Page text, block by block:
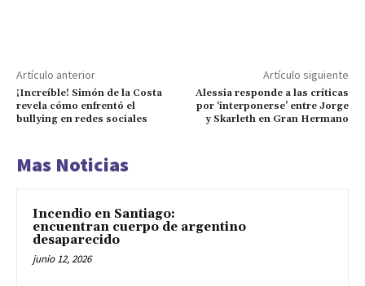
Artículo anterior
¡Increíble! Simón de la Costa
revela cómo enfrentó el
bullying en redes sociales
Artículo siguiente
Alessia responde a las críticas
por ‘interponerse’ entre Jorge
y Skarleth en Gran Hermano
Mas Noticias
Incendio en Santiago:
encuentran cuerpo de argentino
desaparecido
junio 12, 2026